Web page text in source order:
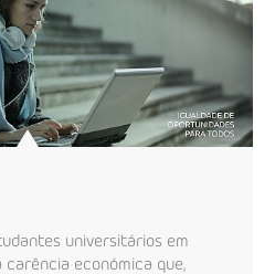
universitários em
económica que,